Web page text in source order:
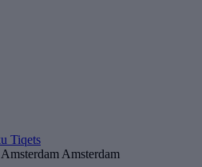
Amsterdam